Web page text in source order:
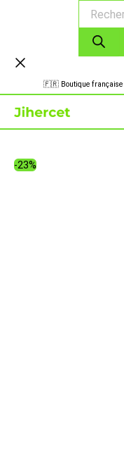
produits
🇫🇷 Boutique française
-23%